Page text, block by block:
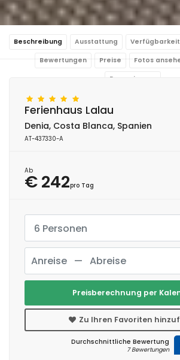
Beschreibung Ausstattung Verfügbarkeit
Bewertungen Preise Fotos
Reservierung
Ferienhaus Lalau
Denia, Costa Blanca, Spanien
AT-437330-A
Ab
€ 242pro Tag
6 Personen
Preisberechnung per
Zu Ihren Favoriten
Durchschnittliche Bewertung
7 Bewertungen